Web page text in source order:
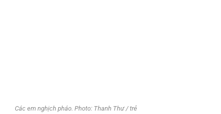
Các em nghịch pháo. Photo: Thanh Thư / trẻ